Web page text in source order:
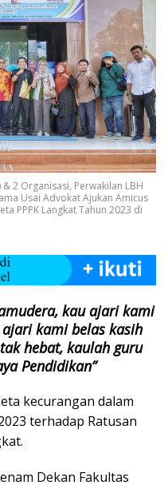
2 Organisasi, Perwakilan LBH
Usai Advokat Ajukan Amicus
PPPK Langkat Tahun 2023 di
kau ajari kami
kami belas kasih
hebat, kaulah guru
Pendidikan”
kecurangan dalam
terhadap Ratusan
Dekan Fakultas